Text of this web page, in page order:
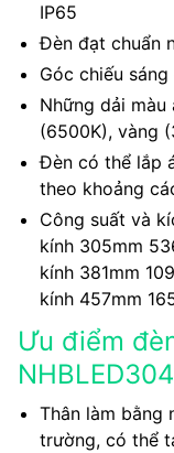
IP65
Đèn đạt chuẩn
Góc chiếu
Những dải màu
(6500K), vàng
Đèn có thể lắp
theo khoảng
Công suất và
kính 305mm
kính 381mm
kính 457mm
Ưu điểm
NHBLED304
Thân làm bằng
trường, có thể